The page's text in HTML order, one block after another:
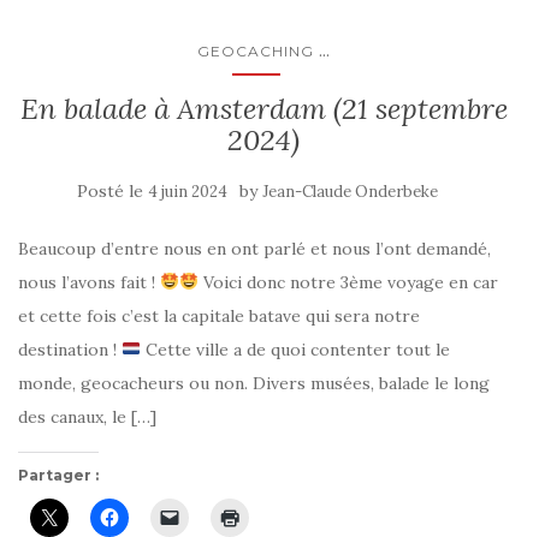
GEOCACHING ...
En balade à Amsterdam (21 septembre
2024)
Posté le 4 juin 2024 byJean-Claude Onderbeke
Beaucoup d’entre nous en ont parlé et nous l’ont demandé,
nous l’avons fait !
Voici donc notre 3ème voyage en car
et cette fois c’est la capitale batave qui sera notre
destination !
Cette ville a de quoi contenter tout le
monde, geocacheurs ou non. Divers musées, balade le long
des canaux, le […]
Partager :